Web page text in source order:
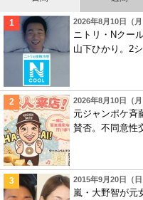
2026年8月10日（
ニトリ・Nクー
山下ひかり。2
2026年8月10日（
元ジャンポケ斉
賛否。不同意性
2015年9月20日（
嵐・大野智が元